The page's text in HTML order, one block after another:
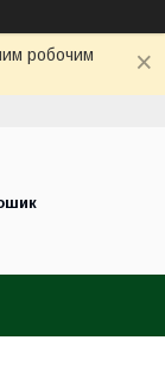
робочим